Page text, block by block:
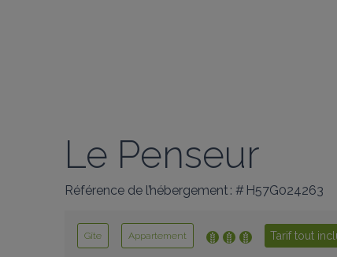
Le Penseur
Référence de l’hébergement : # H57G024263
Gîte Appartement Tarif tout